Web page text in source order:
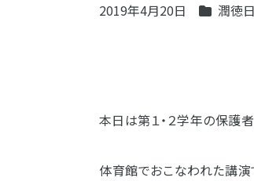
2019年4月20日 潤徳
本日は第１・２学年の保護
体育館でおこなわれた講